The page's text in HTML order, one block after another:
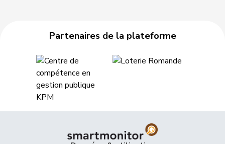
Partenaires de la plateforme